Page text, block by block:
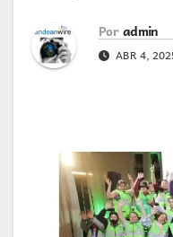
Por admin
ABR 4,